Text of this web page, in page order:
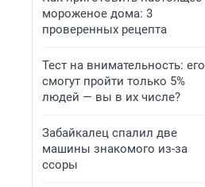
мороженое дома: 3
проверенных рецепта
Тест на внимательность: его
смогут пройти только 5%
людей — вы в их числе?
Забайкалец спалил две
машины знакомого из-за
ссоры